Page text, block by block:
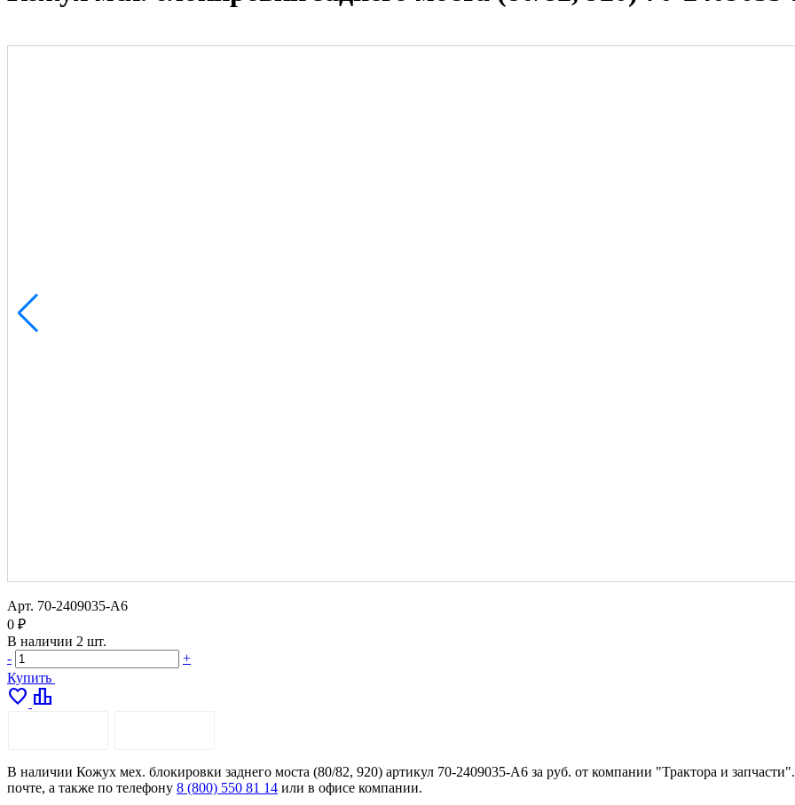
Арт. 70-2409035-А6
0 ₽
В наличии 2 шт.
-
+
Купить
favorite leaderboard
В наличии Кожух мех. блокировки заднего моста (80/82, 920) артикул 70-2409035-А6 за руб. от компании "Трактора и
почте, а также по телефону 8 (800) 550 81 14 или в офисе компании.